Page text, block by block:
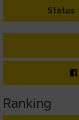
Status
Ranking